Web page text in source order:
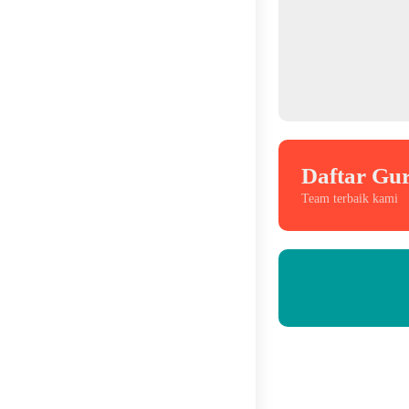
Daftar
Team terbaik kami